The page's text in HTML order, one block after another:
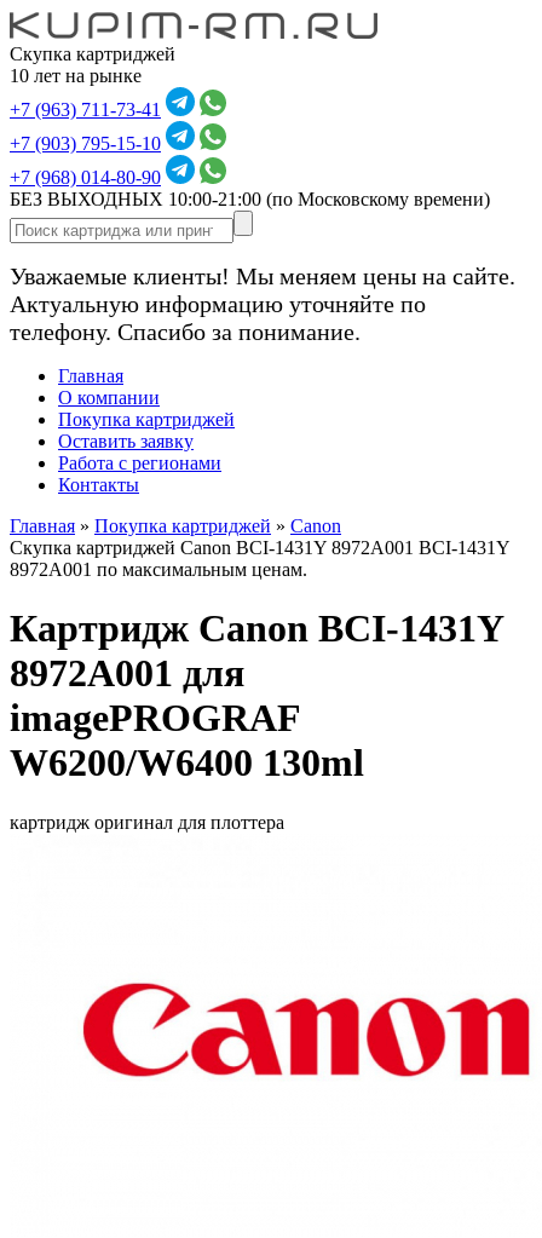
Скупка картриджей
10 лет на рынке
+7 (963) 711-73-41
+7 (903) 795-15-10
+7 (968) 014-80-90
БЕЗ ВЫХОДНЫХ 10:00-21:00 (по Московскому времени)
Уважаемые клиенты! Мы меняем цены на сайте.
Актуальную информацию уточняйте по
телефону. Спасибо за понимание.
Главная
О компании
Покупка картриджей
Оставить заявку
Работа с регионами
Контакты
Главная » Покупка картриджей » Canon
Скупка картриджей Canon BCI-1431Y 8972A001 BCI-1431Y
8972A001 по максимальным ценам.
Картридж Canon BCI-1431Y
8972A001 для
imagePROGRAF
W6200/W6400 130ml
картридж оригинал для плоттера